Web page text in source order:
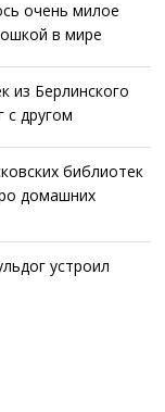
очень милое
в мире
из Берлинского
с другом
библиотек
домашних
устроил